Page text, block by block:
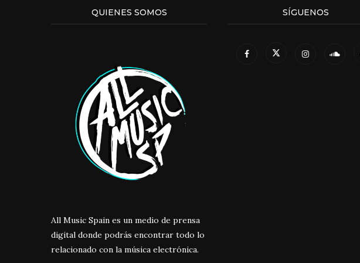
QUIENES SOMOS
All Music Spain es un medio de prensa
digital donde podrás encontrar todo lo
relacionado con la música electrónica.
SÍGUENOS